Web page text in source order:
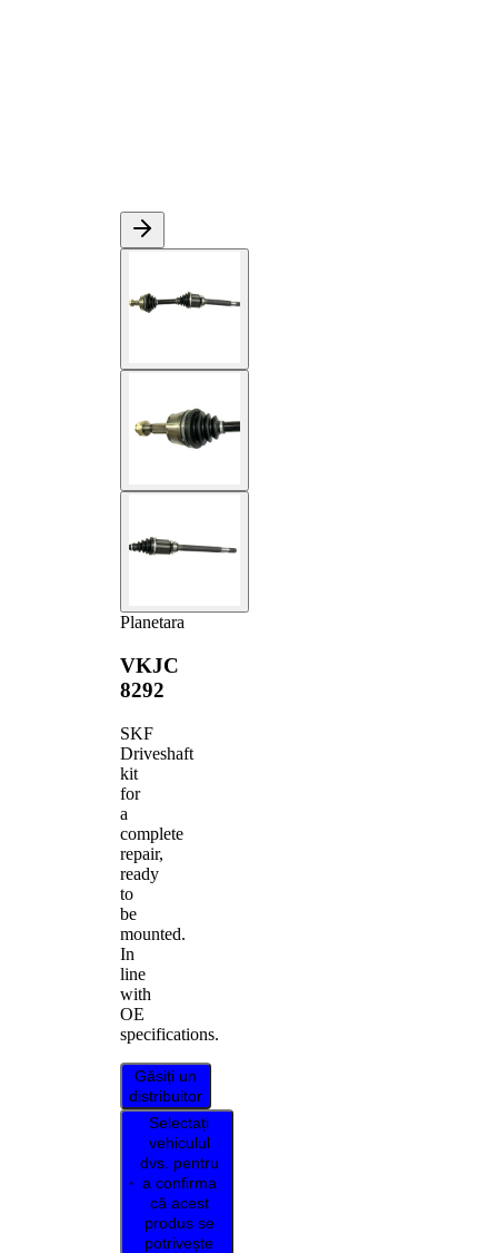
Planetara
VKJC
8292
SKF
Driveshaft
kit
for
a
complete
repair,
ready
to
be
mounted.
In
line
with
OE
specifications.
Găsiți un
distribuitor
Selectați
vehiculul
dvs. pentru
a confirma
că acest
produs se
potrivește